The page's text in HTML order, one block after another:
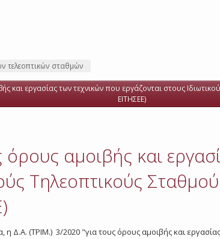
τελεοπτικών σταθμών
εργασίας των τεχνικών που εργάζονται στους
ΕΙΤΗΣΕΕ)
αμοιβής και
Τηλεοπτικούς
Δ.Α. (ΤΡΙΜ.) 3/2020 "για τους όρους αμοιβής και